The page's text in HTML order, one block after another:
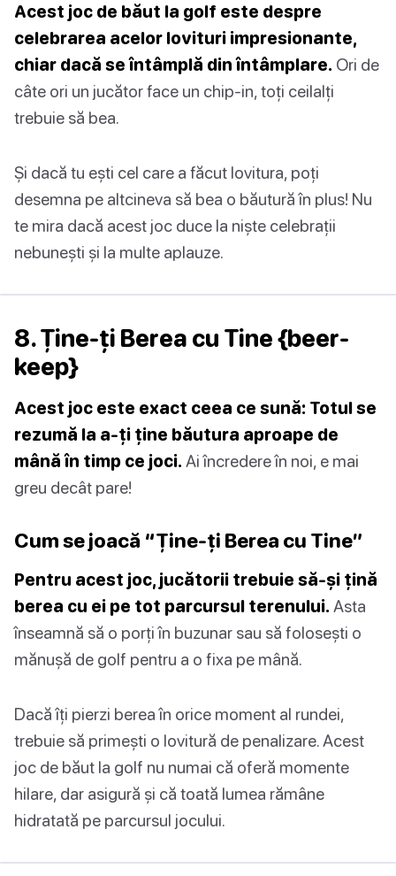
Acest joc de băut la golf este despre
celebrarea acelor lovituri impresionante,
chiar dacă se întâmplă din întâmplare. Ori de
câte ori un jucător face un chip-in, toți ceilalți
trebuie să bea.
Și dacă tu ești cel care a făcut lovitura, poți
desemna pe altcineva să bea o băutură în plus! Nu
te mira dacă acest joc duce la niște celebrații
nebunești și la multe aplauze.
8. Ține-ți Berea cu Tine {beer-
keep}
Acest joc este exact ceea ce sună: Totul se
rezumă la a-ți ține băutura aproape de
mână în timp ce joci. Ai încredere în noi, e mai
greu decât pare!
Cum se joacă “Ține-ți Berea cu Tine”
Pentru acest joc, jucătorii trebuie să-și țină
berea cu ei pe tot parcursul terenului. Asta
înseamnă să o porți în buzunar sau să folosești o
mănușă de golf pentru a o fixa pe mână.
Dacă îți pierzi berea în orice moment al rundei,
trebuie să primești o lovitură de penalizare. Acest
joc de băut la golf nu numai că oferă momente
hilare, dar asigură și că toată lumea rămâne
hidratată pe parcursul jocului.